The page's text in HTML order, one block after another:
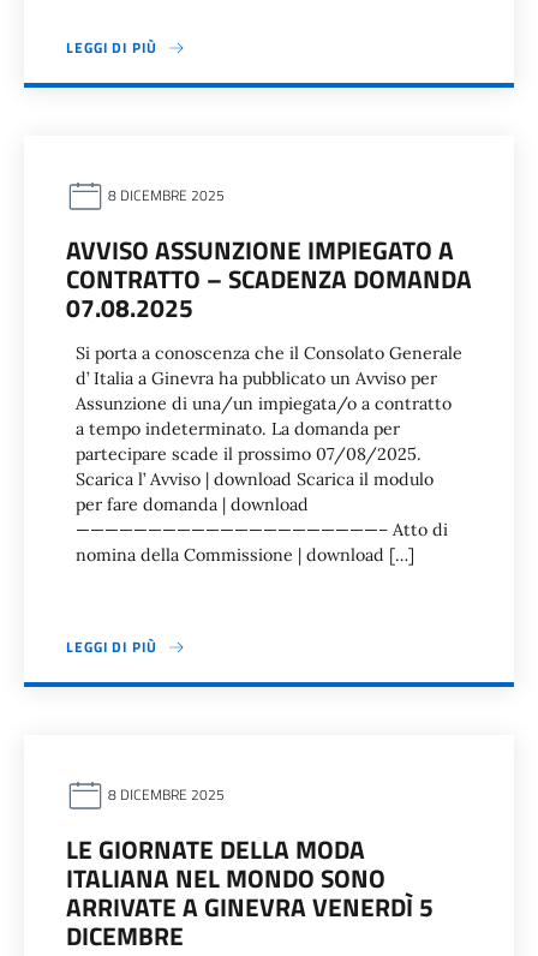
LEGGI DI PIÙ
8 DICEMBRE 2025
AVVISO ASSUNZIONE IMPIEGATO A
CONTRATTO – SCADENZA DOMANDA
07.08.2025
Si porta a conoscenza che il Consolato Generale
d’ Italia a Ginevra ha pubblicato un Avviso per
Assunzione di una/un impiegata/o a contratto
a tempo indeterminato. La domanda per
partecipare scade il prossimo 07/08/2025.
Scarica l’ Avviso | download Scarica il modulo
per fare domanda | download
—————————————————————– Atto di
nomina della Commissione | download […]
LEGGI DI PIÙ
8 DICEMBRE 2025
LE GIORNATE DELLA MODA
ITALIANA NEL MONDO SONO
ARRIVATE A GINEVRA VENERDÌ 5
DICEMBRE